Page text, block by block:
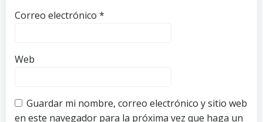
Correo electrónico *
Web
Guardar mi nombre, correo electrónico y sitio web
en este navegador para la próxima vez que haga un